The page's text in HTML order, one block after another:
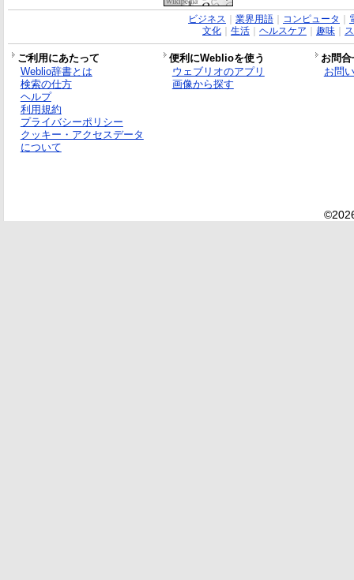
ビジネス 業界用語｜ コンピュータ
文化｜ 生活｜ ヘルスケア 趣味｜
ご利用にあたって 便利にWeblioを使う
お問
Weblio辞書とは
検索の仕方
ヘルプ
利用規約
プライバシーポリシー
クッキー・アクセスデータ
について
ウェブリオのアプリ
画像から探す
お問